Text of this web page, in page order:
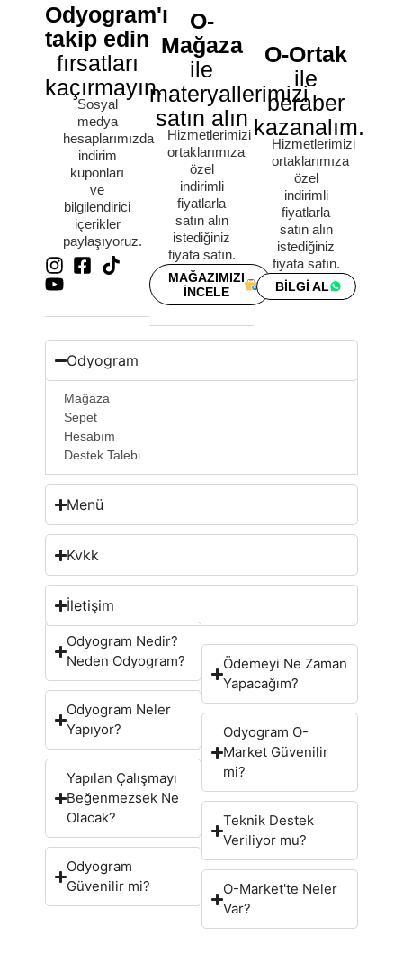
Odyogram'ı
takip edin
fırsatları
kaçırmayın.
Sosyal
medya
hesaplarımızda
indirim
kuponları
ve
bilgilendirici
içerikler
paylaşıyoruz.
O-
Mağaza
ile
materyallerimizi
satın alın
Hizmetlerimizi
ortaklarımıza
özel
indirimli
fiyatlarla
satın alın
istediğiniz
fiyata satın.
MAĞAZIMIZI
İNCELE
O-Ortak
ile
beraber
kazanalım.
Hizmetlerimizi
ortaklarımıza
özel
indirimli
fiyatlarla
satın alın
istediğiniz
fiyata satın.
BİLGİ AL
Odyogram
Mağaza
Sepet
Hesabım
Destek Talebi
Menü
Kvkk
İletişim
Odyogram Nedir?
Neden Odyogram?
Odyogram Neler
Yapıyor?
Yapılan Çalışmayı
Beğenmezsek Ne
Olacak?
Odyogram
Güvenilir mi?
Ödemeyi Ne Zaman
Yapacağım?
Odyogram O-
Market Güvenilir
mi?
Teknik Destek
Veriliyor mu?
O-Market'te Neler
Var?